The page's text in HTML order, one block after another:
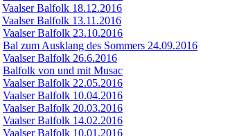
Vaalser Balfolk 18.12.2016
Vaalser Balfolk 13.11.2016
Vaalser Balfolk 23.10.2016
Bal zum Ausklang des Sommers 24.09.2016
Vaalser Balfolk 26.6.2016
Balfolk von und mit Musac
Vaalser Balfolk 22.05.2016
Vaalser Balfolk 10.04.2016
Vaalser Balfolk 20.03.2016
Vaalser Balfolk 14.02.2016
Vaalser Balfolk 10.01.2016